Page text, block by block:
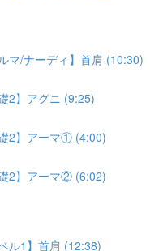
マ/ナーディ】首肩 (10:30)
2】アグニ (9:25)
2】アーマ① (4:00)
2】アーマ② (6:02)
ル1】首肩 (12:38)